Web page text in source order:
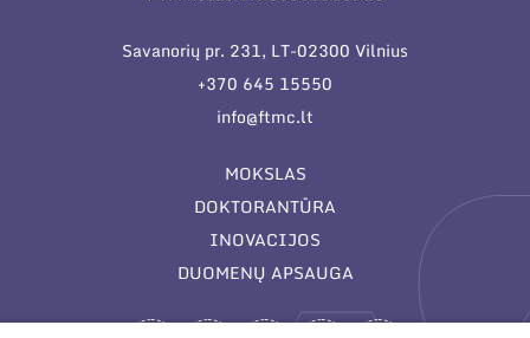
Administraciniai skyriai
Moksliniai skyriai
Tarptautinė patarėjų taryba
Mokslininkai emeritai
Renginiai
Tinklalaidės
Administracija
Darbuotojų kontaktai
bei asociacijoseSavanorių pr. 231, LT-02300 Vilnius
+370 645 15550
info@ftmc.lt
MOKSLAS
DOKTORANTŪRA
INOVACIJOS
DUOMENŲ APSAUGA